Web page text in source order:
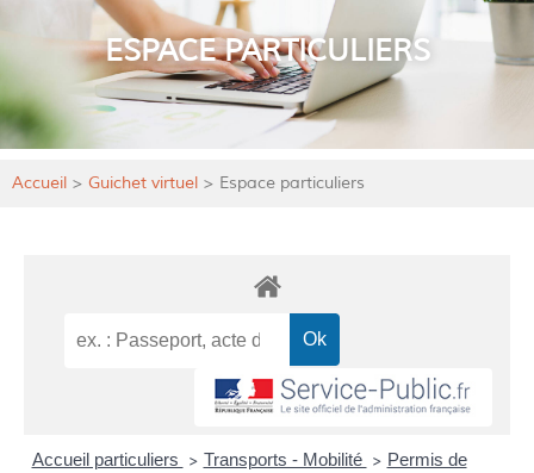
ESPACE PARTICULIERS
Accueil > Guichet virtuel > Espace particuliers
Accueil particuliers > Transports - Mobilité > Permis de